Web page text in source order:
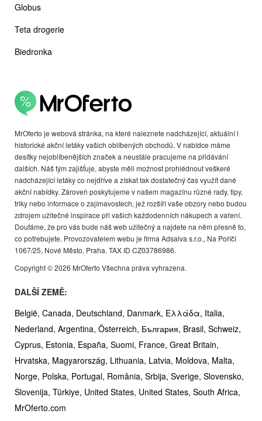
MrOferto je webová stránka, na které naleznete nadcházející, aktuální i
historické akční letáky vašich oblíbených obchodů. V nabídce máme
desítky nejoblíbenějších značek a neustále pracujeme na přidávání
dalších. Náš tým zajišťuje, abyste měli možnost prohlédnout veškeré
nadcházející letáky co nejdříve a získat tak dostatečný čas využít dané
akční nabídky. Zároveň poskytujeme v našem magazínu různé rady, tipy,
triky nebo informace o zajímavostech, jež rozšíří vaše obzory nebo budou
zdrojem užitečné inspirace při vašich každodenních nákupech a vaření.
Doufáme, že pro vás bude náš web užitečný a najdete na něm přesně to,
co potřebujete. Provozovatelem webu je firma Adsalva s.r.o., Na Poříčí
1067/25, Nové Město, Praha. TAX ID CZ03786986.
Copyright © 2026 MrOferto Všechna práva vyhrazena.
Globus
Teta drogerie
Biedronka
DALŠÍ ZEMĚ:
België, Canada, Deutschland, Danmark, Ελλάδα, Italia,
Nederland, Argentina, Österreich, България, Brasil, Schweiz,
Cyprus, Estonia, España, Suomi, France, Great Britain,
Hrvatska, Magyarország, Lithuania, Latvia, Moldova, Malta,
Norge, Polska, Portugal, România, Srbija, Sverige, Slovensko,
Slovenija, Türkiye, United States, United States, South Africa,
MrOferto.com